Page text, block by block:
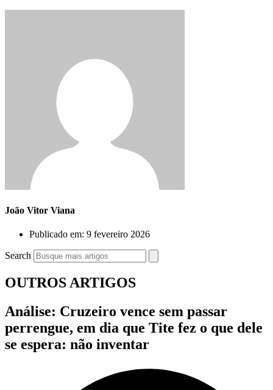
João Vitor Viana
Publicado em: 9 fevereiro 2026
Search
OUTROS ARTIGOS
Análise: Cruzeiro vence sem passar
perrengue, em dia que Tite fez o que dele
se espera: não inventar